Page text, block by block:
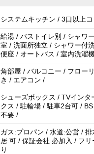
システムキッチン / 3口以上
給湯 / バストイレ別 / シャワ
室 / 洗面所独立 / シャワー付
便座 / オートバス / 室内洗濯
角部屋 / バルコニー / フロー
き / エアコン /
シューズボックス / TVインタ
クス / 駐輪場 / 駐車2台可 /
不要 /
ガス:プロパン / 水道:公営 / 排
居:可 / 保証会社:必加入 / フ
り